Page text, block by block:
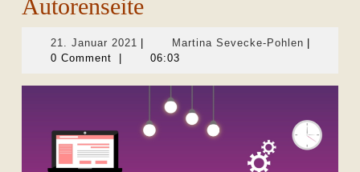
Autorenseite
21. Januar 2021 21.
Januar
Martina Sevecke-PohlenMartina
0 Comment
06:03